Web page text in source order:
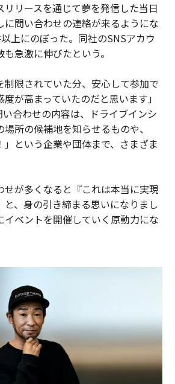
リースを通じて夢を発信した当日
に問い合わせの連絡が来るようにな
上にのぼった。同社のSNSアカウ
急激に伸びたという。
制限されていた分、安心して参加で
が高まっていたのだと思います」
い合わせの内容は、ドライブインシ
所の候補地を知らせるものや、
」という企業や団体まで、さまざま
せが多くなると『これは本当に実現
と、身の引き締まる思いになりまし
イベントを開催していく原動力にな